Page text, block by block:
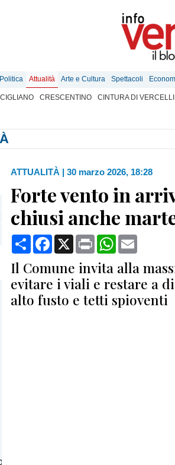
Politica Attualità Arte e Cultura Spettacoli
CIGLIANO CRESCENTINO
CINTURA DI VERCELLI
ATTUALITÀ | 30 marzo 2026, 18:28
Forte vento in
chiusi anche
CondividiFacebook
X Print WhatsApp
Il Comune invita alla
evitare i viali e restare a
alto fusto e tetti spioventi